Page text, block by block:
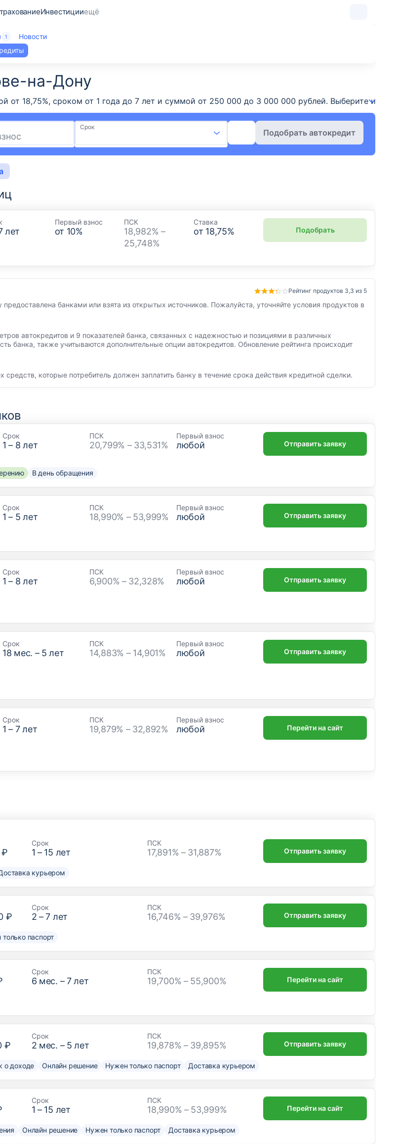
Инвестицииещё
1
Новости
на-Дону
от 18,75%, сроком от 1 года до 7 лет и суммой от 250 000 до 3 000 000 рублей. Выберите из
Срок
Подобрать автокредит
лет
Первый взнос
от 10%
ПСК
18,982% –
25,748%
Ставка
от 18,75% Подобрать
Рейтинг продуктов 3,3 из 5
банками или взята из открытых источников. Пожалуйста, уточняйте условия продуктов в
автокредитов и 9 показателей банка, связанных с надежностью и позициями в различных
банка, также учитываются дополнительные опции автокредитов. Обновление рейтинга происходит
которые потребитель должен заплатить банку в течение срока действия кредитной сделки.
Срок
1 – 8 лет
ПСК
20,799% – 33,531%
Первый взнос
любой
В день обращения
Отправить заявку
Срок
1 – 5 лет
ПСК
18,990% – 53,999%
Первый взнос
любой Отправить заявку
Срок
1 – 8 лет
ПСК
6,900% – 32,328%
Первый взнос
любой Отправить заявку
Срок
18 мес. – 5 лет
ПСК
14,883% – 14,901%
Первый взнос
любой Отправить заявку
Срок
1 – 7лет
ПСК
19,879% – 32,892%
Первый взнос
любой Перейти на сайт
₽
Срок
1 – 15 лет
ПСК
17,891% – 31,887%
курьером
Отправить заявку
₽
Срок
2 –7 лет
ПСК
16,746% – 39,976%
паспорт
Отправить заявку
Срок
6 мес. –7лет
ПСК
19,700% – 55,900% Перейти на сайт
₽
Срок
2 мес. – 5 лет
ПСК
19,878% – 39,895%
о доходе Онлайн решение Нужен только паспорт Доставка курьером
Отправить заявку
Срок
1 – 15 лет
ПСК
18,990% – 53,999%
Онлайн решение Нужен только паспорт Доставка курьером
Перейти на сайт